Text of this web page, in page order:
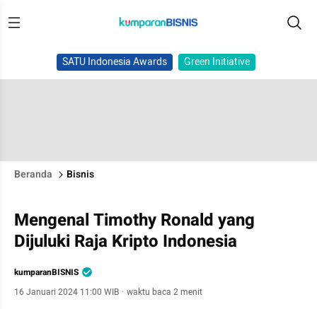
SATU Indonesia Awards Green Initiative
Beranda Bisnis
Mengenal Timothy Ronald yang
Dijuluki Raja Kripto Indonesia
kumparanBISNIS
16 Januari 2024 11:00 WIB · waktu baca 2 menit